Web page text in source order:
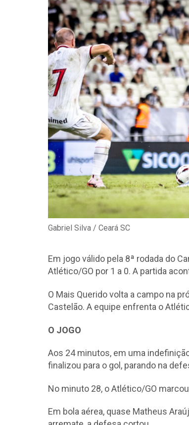
Gabriel Silva / Ceará SC
Em jogo válido pela 8ª rodada do
Atlético/GO por 1 a 0. A partida
O Mais Querido volta a campo na
Castelão. A equipe enfrenta o
O JOGO
Aos 24 minutos, em uma
finalizou para o gol, parando na
No minuto 28, o Atlético/GO
Em bola aérea, quase Matheus